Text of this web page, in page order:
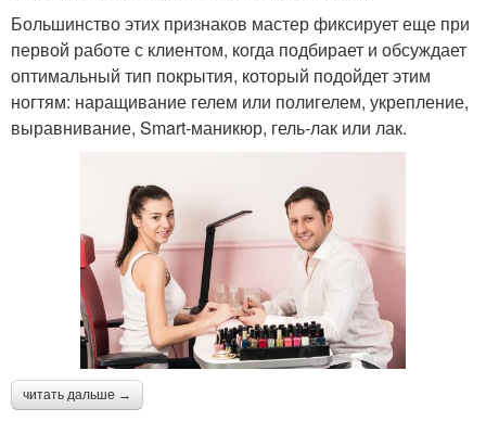
Большинство этих признаков мастер фиксирует еще при
первой работе с клиентом, когда подбирает и обсуждает
оптимальный тип покрытия, который подойдет этим
ногтям: наращивание гелем или полигелем, укрепление,
выравнивание, Smart-маникюр, гель-лак или лак.
читать дальше →